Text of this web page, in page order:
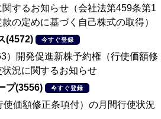
するお知らせ（会社法第459条第1
の定めに基づく自己株式の取得）
(4572)
今すぐ登録
）開発促進新株予約権（行使価額修
況に関するお知らせ
プ(3556)
今すぐ登録
価額修正条項付）の月間行使状況